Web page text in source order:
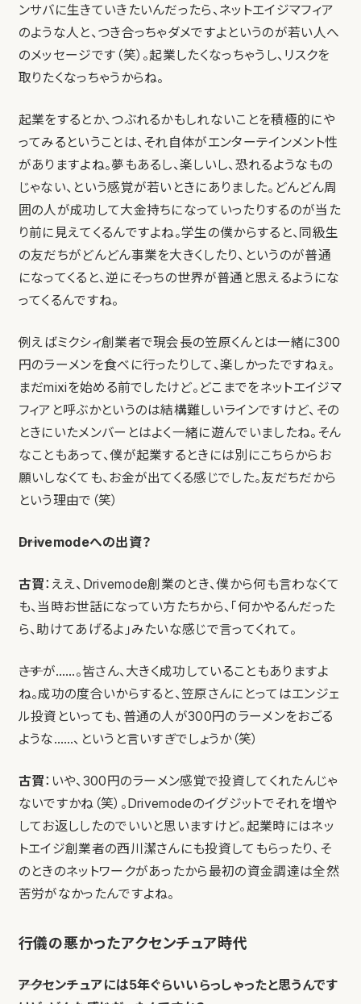
ンサバに生きていきたいんだったら、ネットエイジマフィア
のような人と、つき合っちゃダメですよというのが若い人へ
のメッセージです（笑）。起業したくなっちゃうし、リスクを
取りたくなっちゃうからね。
起業をするとか、つぶれるかもしれないことを積極的にや
ってみるということは、それ自体がエンターテインメント性
がありますよね。夢もあるし、楽しいし、恐れるようなもの
じゃない、という感覚が若いときにありました。どんどん周
囲の人が成功して大金持ちになっていったりするのが当た
り前に見えてくるんですよね。学生の僕からすると、同級生
の友だちがどんどん事業を大きくしたり、というのが普通
になってくると、逆にそっちの世界が普通と思えるようにな
ってくるんですね。
例えばミクシィ創業者で現会長の笠原くんとは一緒に300
円のラーメンを食べに行ったりして、楽しかったですねぇ。
まだmixiを始める前でしたけど。どこまでをネットエイジマ
フィアと呼ぶかというのは結構難しいラインですけど、その
ときにいたメンバーとはよく一緒に遊んでいましたね。そん
なこともあって、僕が起業するときには別にこちらからお
願いしなくても、お金が出てくる感じでした。友だちだから
という理由で（笑）
――Drivemodeへの出資？
古賀：ええ、Drivemode創業のとき、僕から何も言わなくて
も、当時お世話になってい方たちから、「何かやるんだった
ら、助けてあげるよ」みたいな感じで言ってくれて。
――さすが……。皆さん、大きく成功していることもありますよ
ね。成功の度合いからすると、笠原さんにとってはエンジェ
ル投資といっても、普通の人が300円のラーメンをおごる
ような……、というと言いすぎでしょうか（笑）
古賀：いや、300円のラーメン感覚で投資してくれたんじゃ
ないですかね（笑）。Drivemodeのイグジットでそれを増や
してお返ししたのでいいと思いますけど。起業時にはネッ
トエイジ創業者の西川潔さんにも投資してもらったり、そ
のときのネットワークがあったから最初の資金調達は全然
苦労がなかったんですよね。
行儀の悪かったアクセンチュア時代
――アクセンチュアには5年ぐらいいらっしゃったと思うんです